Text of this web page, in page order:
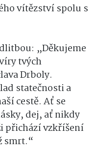
vítězství spolu s
„Děkujeme
tvých
Drboly.
statečnosti a
cestě. Ať se
dej, ať nikdy
přichází vzkříšení
smrt.“